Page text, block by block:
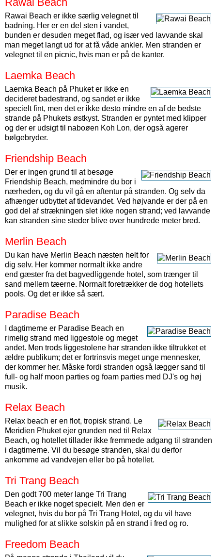
Rawai Beach er ikke særlig velegnet til
badning. Her er en del sten i vandet,
bunden er desuden meget flad, og især ved lavvande skal
man meget langt ud for at få våde ankler. Men stranden er
velegnet til en picnic, hvis man er på de kanter.
Laemka Beach
Laemka Beach på Phuket er ikke en
decideret badestrand, og sandet er ikke
specielt fint, men det er ikke desto mindre en af de bedste
strande på Phukets østkyst. Stranden er pyntet med klipper
og der er udsigt til naboøen Koh Lon, der også agerer
bølgebryder.
Friendship Beach
Der er ingen grund til at besøge
Friendship Beach, medmindre du bor i
nærheden, og du vil gå en aftentur på stranden. Og selv da
afhænger udbyttet af tidevandet. Ved højvande er der på en
god del af strækningen slet ikke nogen strand; ved lavvande
kan stranden sine steder blive over hundrede meter bred.
Merlin Beach
Du kan have Merlin Beach næsten helt for
dig selv. Her kommer normalt ikke andre
end gæster fra det bagvedliggende hotel, som trænger til
sand mellem tæerne. Normalt foretrækker de dog hotellets
pools. Og det er ikke så sært.
Paradise Beach
I dagtimerne er Paradise Beach en
rimelig strand med liggestole og meget
andet. Men trods liggestolene har stranden ikke tiltrukket et
ældre publikum; det er fortrinsvis meget unge mennesker,
der kommer her. Måske fordi stranden også lægger sand til
full- og half moon parties og foam parties med DJ's og høj
musik.
Relax Beach
Relax beach er en flot, tropisk strand. Le
Meridien Phuket ejer grunden ned til Relax
Beach, og hotellet tillader ikke fremmede adgang til stranden
i dagtimerne. Vil du besøge stranden, skal du derfor
ankomme ad vandvejen eller bo på hotellet.
Tri Trang Beach
Den godt 700 meter lange Tri Trang
Beach er ikke noget specielt. Men den er
velegnet, hvis du bor på Tri Trang Hotel, og du vil have
mulighed for at slikke solskin på en strand i fred og ro.
Freedom Beach